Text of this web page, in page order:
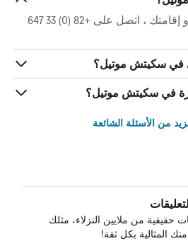
للأسئلة المتعلقة بالفندق أو إقامتك ، اتصل على +82 (0) 33 647
في سكيتش موتيل؟
في سكيتش موتيل؟
من الأسئلة الشائعة
حقيقية من ملايين النزلاء، مثلك
المثالية بكل ثقة!